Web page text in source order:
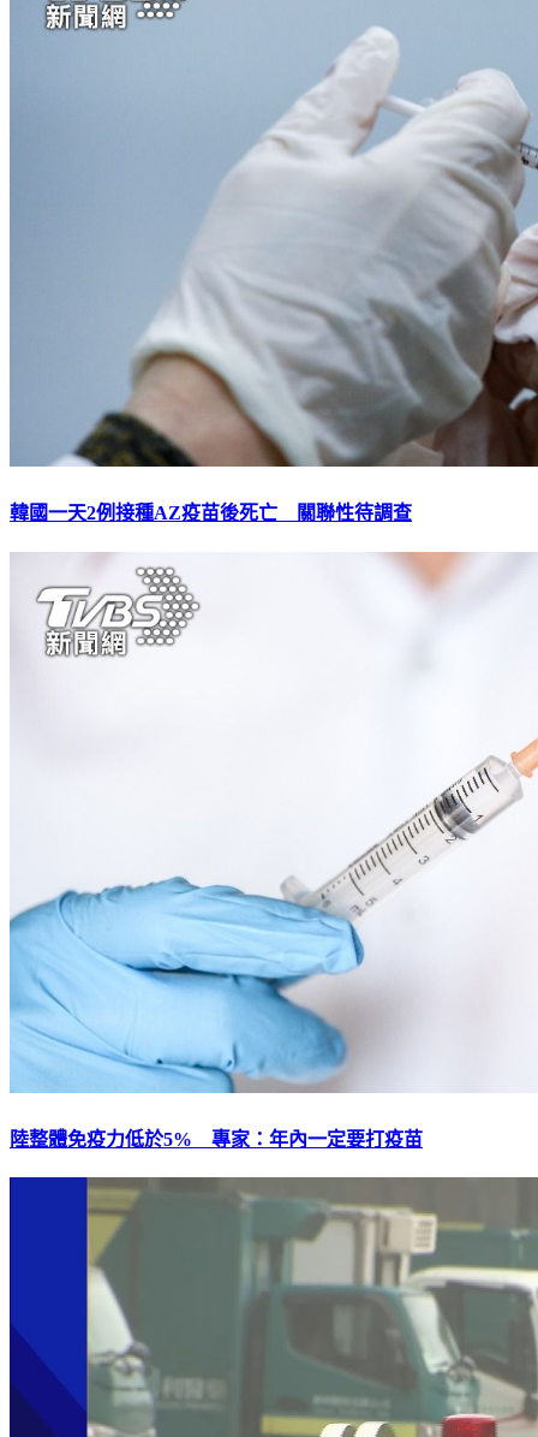
韓國一天2例接種AZ疫苗後死亡 關聯性待調查
陸整體免疫力低於5% 專家：年內一定要打疫苗